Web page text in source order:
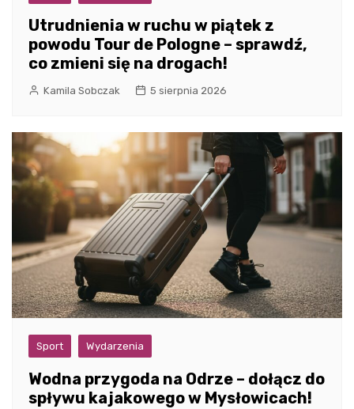
Utrudnienia w ruchu w piątek z
powodu Tour de Pologne – sprawdź,
co zmieni się na drogach!
Kamila Sobczak 5 sierpnia 2026
Sport Wydarzenia
Wodna przygoda na Odrze – dołącz do
spływu kajakowego w Mysłowicach!